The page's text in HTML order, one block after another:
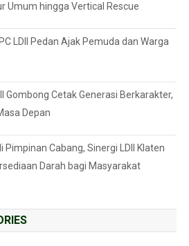
Umum hingga Vertical Rescue
LDII Pedan Ajak Pemuda dan Warga
Gombong Cetak Generasi Berkarakter,
Depan
Pimpinan Cabang, Sinergi LDII Klaten
Darah bagi Masyarakat